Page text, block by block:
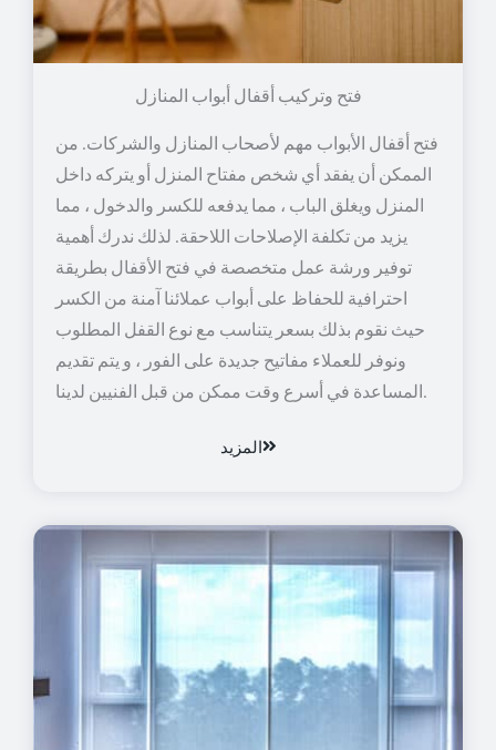
فتح وتركيب أقفال أبواب المنازل
فتح أقفال الأبواب مهم لأصحاب المنازل والشركات. من
الممكن أن يفقد أي شخص مفتاح المنزل أو يتركه داخل
المنزل ويغلق الباب ، مما يدفعه للكسر والدخول ، مما
يزيد من تكلفة الإصلاحات اللاحقة. لذلك ندرك أهمية
توفير ورشة عمل متخصصة في فتح الأقفال بطريقة
احترافية للحفاظ على أبواب عملائنا آمنة من الكسر
حيث نقوم بذلك بسعر يتناسب مع نوع القفل المطلوب
ونوفر للعملاء مفاتيح جديدة على الفور ، و يتم تقديم
المساعدة في أسرع وقت ممكن من قبل الفنيين لدينا.
المزيد